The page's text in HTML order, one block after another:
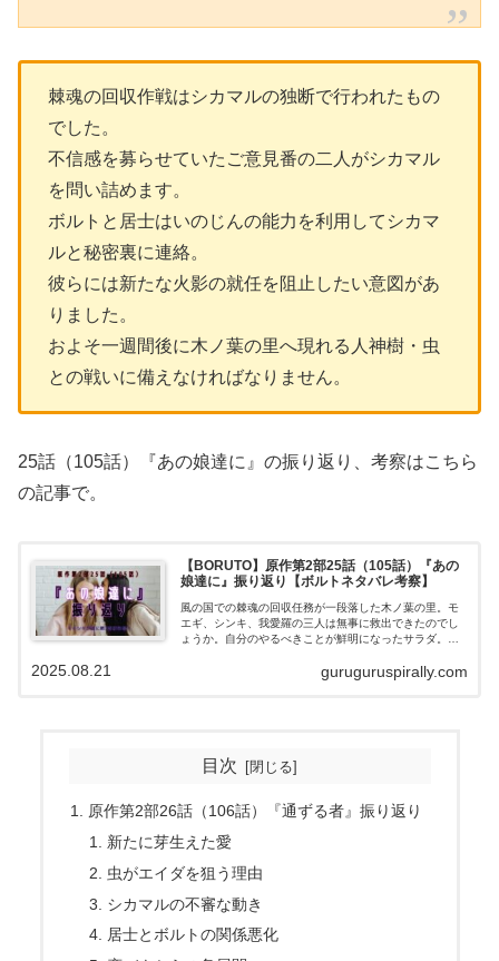
棘魂の回収作戦はシカマルの独断で行われたもの
でした。
不信感を募らせていたご意見番の二人がシカマル
を問い詰めます。
ボルトと居士はいのじんの能力を利用してシカマ
ルと秘密裏に連絡。
彼らには新たな火影の就任を阻止したい意図があ
りました。
およそ一週間後に木ノ葉の里へ現れる人神樹・虫
との戦いに備えなければなりません。
25話（105話）『あの娘達に』の振り返り、考察はこちら
の記事で。
【BORUTO】原作第2部25話（105話）『あの
娘達に』振り返り【ボルトネタバレ考察】
風の国での棘魂の回収任務が一段落した木ノ葉の里。モ
エギ、シンキ、我愛羅の三人は無事に救出できたのでし
ょうか。自分のやるべきことが鮮明になったサラダ。ス
励んでいるところです。 そしてその様子を屋根から見て
guruguruspirally.com
2025.08.21
目次
原作第2部26話（106話）『通ずる者』振り返り
新たに芽生えた愛
虫がエイダを狙う理由
シカマルの不審な動き
居士とボルトの関係悪化